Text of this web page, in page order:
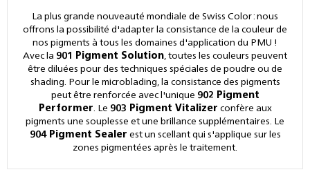
La plus grande nouveauté mondiale de Swiss Color : nous
offrons la possibilité d'adapter la consistance de la couleur de
nos pigments à tous les domaines d'application du PMU !
Avec la 901 Pigment Solution , toutes les couleurs peuvent
être diluées pour des techniques spéciales de poudre ou de
shading. Pour le microblading, la consistance des pigments
peut être renforcée avec l'unique 902 Pigment
Performer . Le 903 Pigment Vitalizer confère aux
pigments une souplesse et une brillance supplémentaires. Le
904 Pigment Sealer est un scellant qui s'applique sur les
zones pigmentées après le traitement.